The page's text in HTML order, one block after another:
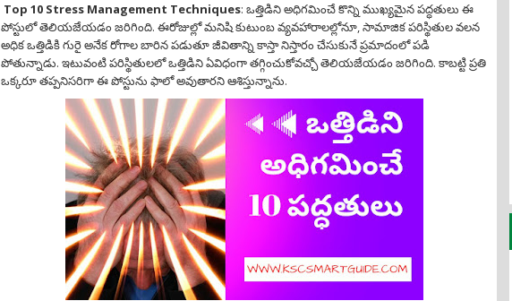
Top 10 Stress Management Techniques: ఒత్తిడిని అధిగమించే కొన్ని ముఖ్యమైన పద్ధతులు ఈ
పోస్టులో తెలియజేయడం జరిగింది. ఈరోజుల్లో మనిషి కుటుంబ వ్యవహారాలల్లోనూ, సామాజిక పరిస్థితుల వలన
అధిక ఒత్తిడికి గురై అనేక రోగాల బారిన పడుతూ జీవితాన్ని కాస్తా నిస్తారం చేసుకునే ప్రమాదంలో పడి
పోతున్నాడు. ఇటువంటి పరిస్థితులలో ఒత్తిడిని ఏవిధంగా తగ్గించుకోవచ్చో తెలియజేయడం జరిగింది. కాబట్టి ప్రతి
ఒక్కరూ తప్పనిసరిగా ఈ పోస్టును ఫాలో అవుతారని ఆశిస్తున్నాను.